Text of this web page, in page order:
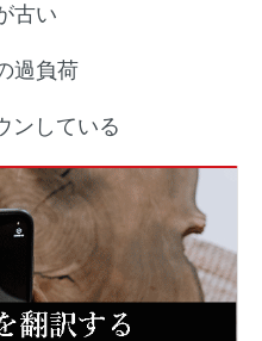
古い
過負荷
ンしている